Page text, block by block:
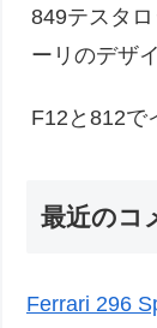
849テスタ
ーリのデザ
F12と812で
最近のコ
Ferrari 296